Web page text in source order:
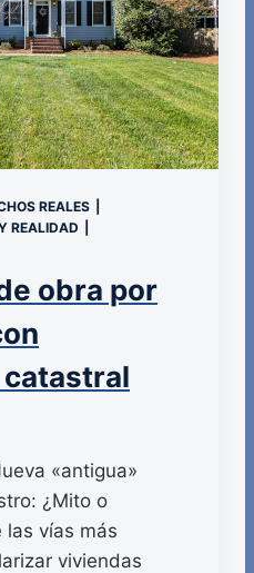
REALES
REALIDAD
obra por
«antigua»
¿Mito o
las vías más
viviendas